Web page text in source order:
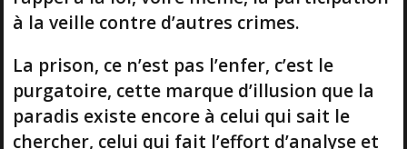
à la veille contre d’autres crimes.
La prison, ce n’est pas l’enfer, c’est le
purgatoire, cette marque d’illusion que la
paradis existe encore à celui qui sait le
chercher, celui qui fait l’effort d’analyse et